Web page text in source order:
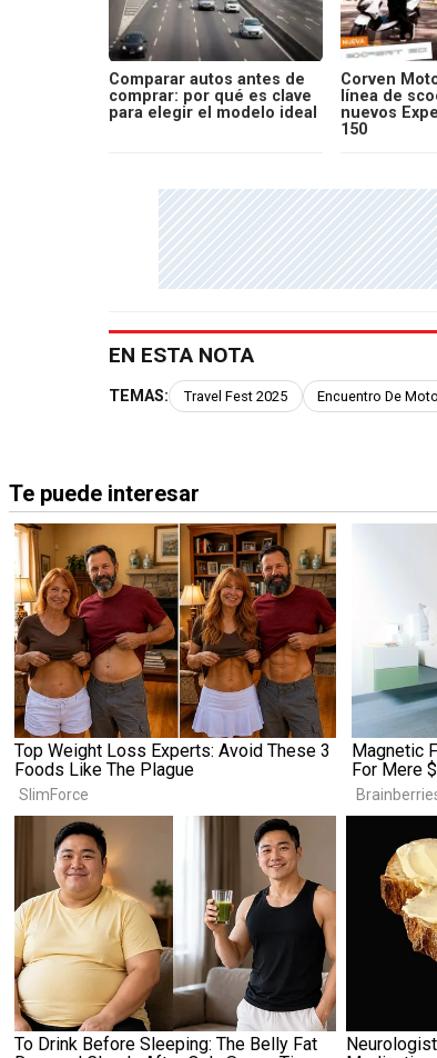
Comparar autos antes de
comprar: por qué es clave
para elegir el modelo ideal
Corven
línea de
nuevos
150
EN ESTA NOTA
TEMAS: Travel Fest 2025 Encuentro De